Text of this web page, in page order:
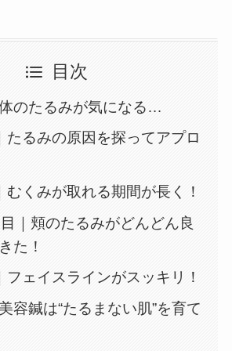
目次
のたるみが気になる…
たるみの原因を探ってアプロ
むくみが取れる期間が長く！
｜頬のたるみがどんどん良
た！
フェイスラインがスッキリ！
容鍼は“たるまない肌”を育て